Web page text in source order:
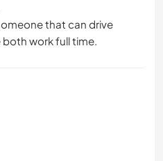
that can drive
work full time.